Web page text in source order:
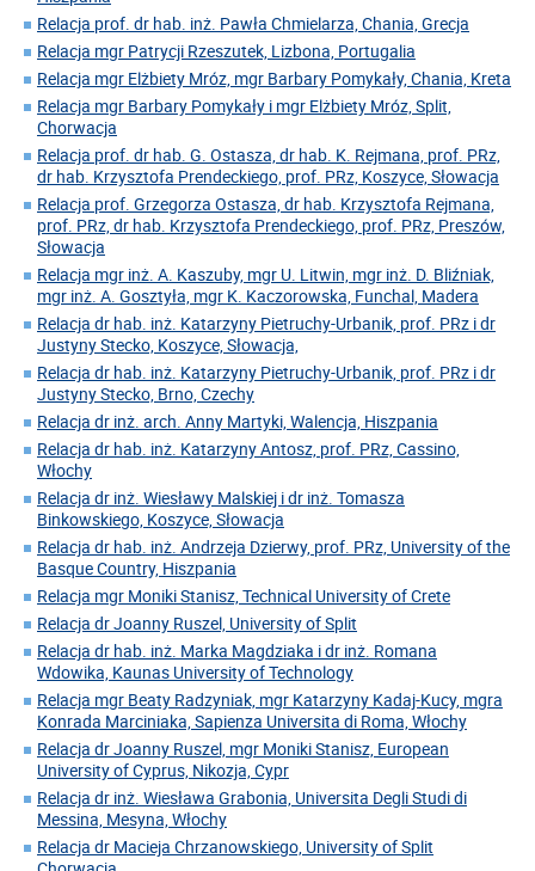
Relacja prof. dr hab. inż. Pawła Chmielarza, Chania, Grecja
Relacja mgr Patrycji Rzeszutek, Lizbona, Portugalia
Relacja mgr Elżbiety Mróz, mgr Barbary Pomykały, Chania, Kreta
Relacja mgr Barbary Pomykały i mgr Elżbiety Mróz, Split,
Chorwacja
Relacja prof. dr hab. G. Ostasza, dr hab. K. Rejmana, prof. PRz,
dr hab. Krzysztofa Prendeckiego, prof. PRz, Koszyce, Słowacja
Relacja prof. Grzegorza Ostasza, dr hab. Krzysztofa Rejmana,
prof. PRz, dr hab. Krzysztofa Prendeckiego, prof. PRz, Preszów,
Słowacja
Relacja mgr inż. A. Kaszuby, mgr U. Litwin, mgr inż. D. Bliźniak,
mgr inż. A. Gosztyła, mgr K. Kaczorowska, Funchal, Madera
Relacja dr hab. inż. Katarzyny Pietruchy-Urbanik, prof. PRz i dr
Justyny Stecko, Koszyce, Słowacja,
Relacja dr hab. inż. Katarzyny Pietruchy-Urbanik, prof. PRz i dr
Justyny Stecko, Brno, Czechy
Relacja dr inż. arch. Anny Martyki, Walencja, Hiszpania
Relacja dr hab. inż. Katarzyny Antosz, prof. PRz, Cassino,
Włochy
Relacja dr inż. Wiesławy Malskiej i dr inż. Tomasza
Binkowskiego, Koszyce, Słowacja
Relacja dr hab. inż. Andrzeja Dzierwy, prof. PRz, University of the
Basque Country, Hiszpania
Relacja mgr Moniki Stanisz, Technical University of Crete
Relacja dr Joanny Ruszel, University of Split
Relacja dr hab. inż. Marka Magdziaka i dr inż. Romana
Wdowika, Kaunas University of Technology
Relacja mgr Beaty Radzyniak, mgr Katarzyny Kadaj-Kucy, mgra
Konrada Marciniaka, Sapienza Universita di Roma, Włochy
Relacja dr Joanny Ruszel, mgr Moniki Stanisz, European
University of Cyprus, Nikozja, Cypr
Relacja dr inż. Wiesława Grabonia, Universita Degli Studi di
Messina, Mesyna, Włochy
Relacja dr Macieja Chrzanowskiego, University of Split